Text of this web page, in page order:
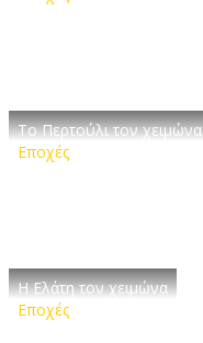
Το Περτούλι τον χειμώνα
Εποχές
Η Ελάτη τον χειμώνα
Εποχές